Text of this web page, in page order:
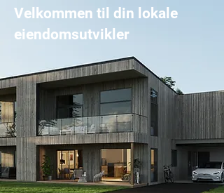
Velkommen til din lokale
eiendomsutvikler